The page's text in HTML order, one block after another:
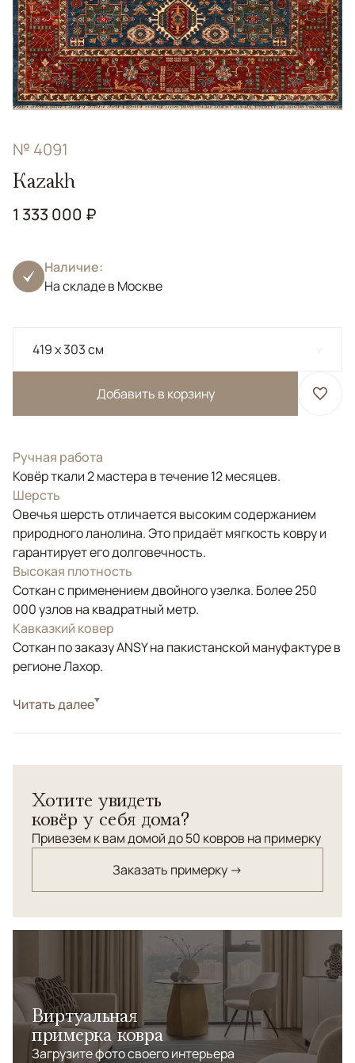
№ 4091
Kazakh
1 333 000 ₽
Наличие:
На складе в Москве
419 x 303 см
Добавить в корзину
Ручная работа
Ковёр ткали 2 мастера в течение 12 месяцев.
Шерсть
Овечья шерсть отличается высоким содержанием
природного ланолина. Это придаёт мягкость ковру и
гарантирует его долговечность.
Высокая плотность
Соткан с применением двойного узелка. Более 250
000 узлов на квадратный метр.
Кавказкий ковер
Соткан по заказу ANSY на пакистанской мануфактуре в
регионе Лахор.
СтильКлассические
Читать далее
Хотите увидеть
ковёр у себя дома?
Привезем к вам домой до 50 ковров на примерку
Заказать примерку →
Виртуальная
примерка ковра
Загрузите фото своего интерьера